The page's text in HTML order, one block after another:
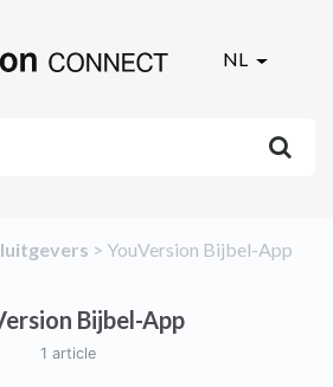
NL
​ > ​ ​YouVersion Bijbel-App
Bijbel-App
1 article